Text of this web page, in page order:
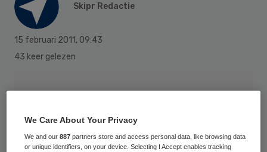
Skipr Redactie
15 februari 2011, 09:43
43 keer gelezen
We Care About Your Privacy
We and our887 partners store and access personal data, like browsing data
or unique identifiers, on your device. Selecting I Accept enables tracking